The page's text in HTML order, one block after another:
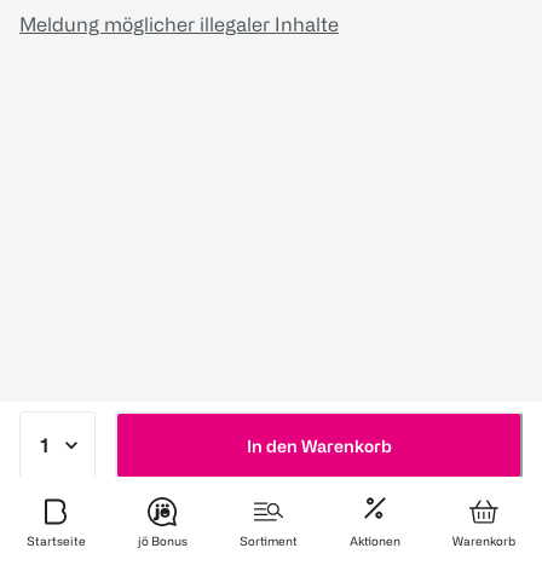
In den Warenkorb
Meldung möglicher illegaler Inhalte
Startseite jö Bonus Sortiment Aktionen Warenkorb